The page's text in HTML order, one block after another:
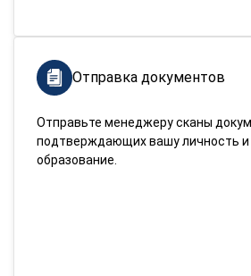
Отправка документов
Отправьте менеджеру сканы
подтверждающих вашу личность
образование.